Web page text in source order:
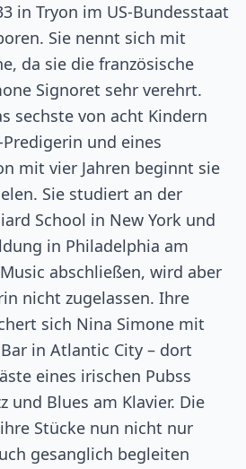
in Tryon im US-Bundesstaat
Sie nennt sich mit
da sie die französische
Signoret sehr verehrt.
sechste von acht Kindern
und eines
mit vier Jahren beginnt sie
Sie studiert an der
School in New York und
in Philadelphia am
abschließen, wird aber
nicht zugelassen. Ihre
sich Nina Simone mit
in Atlantic City – dort
eines irischen Pubss
und Blues am Klavier. Die
Stücke nun nicht nur
gesanglich begleiten